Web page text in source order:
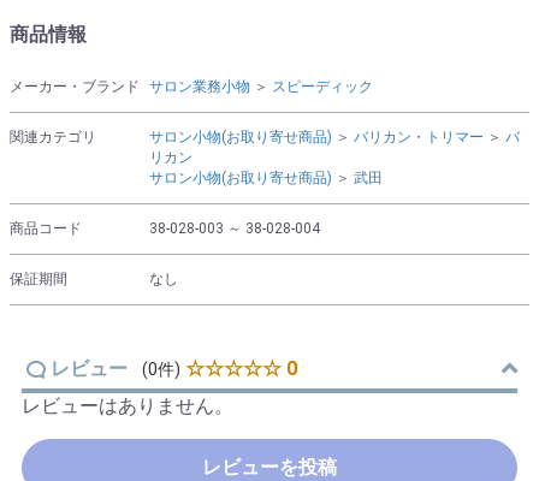
商品情報
メーカー・ブランド サロン業務小物 ＞ スピーディック
関連カテゴリ サロン小物(お取り寄せ商品) ＞ バリカン・トリマー ＞ バ
リカン
サロン小物(お取り寄せ商品) ＞ 武田
商品コード 38-028-003 ～ 38-028-004
保証期間 なし
レビュー (0件) ☆☆☆☆☆ 0
レビューはありません。
レビューを投稿